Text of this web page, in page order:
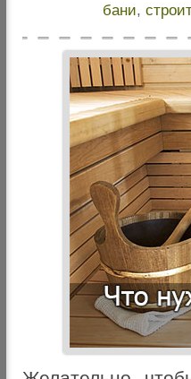
бани,